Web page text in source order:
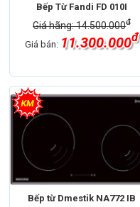
Bếp Từ Fandi FD 010I
Giá hãng: 14.500.000đ
Giá bán: 11.300.000đ
Bếp từ Dmestik NA772 IB